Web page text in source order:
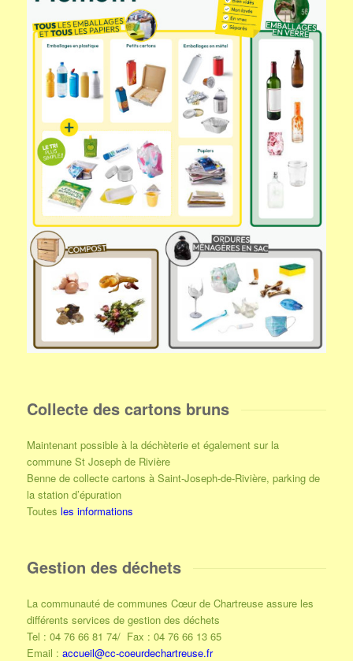
Collecte des cartons bruns
Maintenant possible à la déchèterie et également sur la
commune St Joseph de Rivière
Benne de collecte cartons à Saint-Joseph-de-Rivière, parking de
la station d’épuration
Toutes les informations
Gestion des déchets
La communauté de communes Cœur de Chartreuse assure les
différents services de gestion des déchets
Tel : 04 76 66 81 74/ Fax : 04 76 66 13 65
Email : accueil@cc-coeurdechartreuse.fr